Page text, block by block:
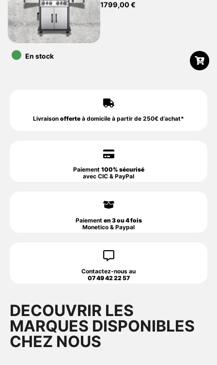
1799,00€
•En stock
Livraison offerte à domicile à partir de 250€ d’achat*
Paiement 100% sécurisé
avec CIC & PayPal
Paiement en 3 ou 4 fois
Monetico & Paypal
Contactez-nous au
07 49 42 22 57
DECOUVRIR LES
MARQUES DISPONIBLES
CHEZ NOUS